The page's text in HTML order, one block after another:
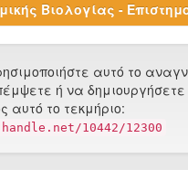
Βιολογίας -
αυτό το
ή να δημιουργήσετε
αυτό το τεκμήριο:
10442/12300